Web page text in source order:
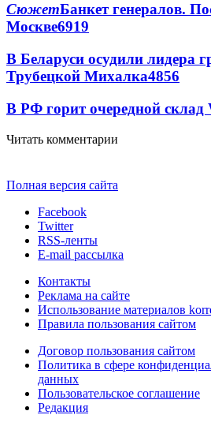
СюжетБанкет генералов.
Москве6919
В Беларуси осудили лидера
Трубецкой Михалка4856
В РФ горит очередной склад
Читать комментарии
Полная версия сайта
Facebook
Twitter
RSS-ленты
E-mail рассылка
Контакты
Реклама на сайте
Использование материалов
Правила пользования сайтом
Договор пользования сайтом
Политика в сфере
данных
Пользовательское соглашение
Редакция